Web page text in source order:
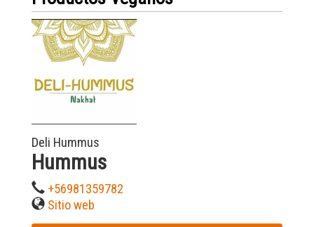
Deli Hummus
Hummus
+56981359782
Sitio web